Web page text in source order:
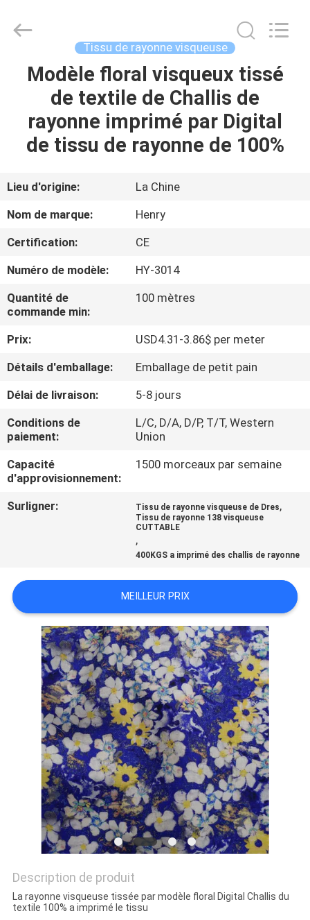
MAISON
PRODUITS
SUJET
DE
NOUS
VISITE
D'USINE
CONTRÔLE
DE
QUALITÉ
CONTACTEZ-
NOUS
NOUVELLES
CITATION
PLAN
PRIVACY
POLICY
Textile
Trading
Reserved.
Tissu de rayonne visqueuse
Modèle floral visqueux tissé
de textile de Challis de
rayonne imprimé par Digital
de tissu de rayonne de 100%
Lieu d'origine:
La Chine
Nom de marque:
Henry
Certification:
CE
Numéro de modèle:
HY-3014
Quantité de
commande min:
100 mètres
Prix:
USD4.31-3.86$ per meter
Détails d'emballage:
Emballage de petit pain
Délai de livraison:
5-8 jours
Conditions de
paiement:
L/C, D/A, D/P, T/T, Western
Union
Capacité
d'approvisionnement:
1500 morceaux par semaine
Surligner: Tissu de rayonne visqueuse de Dres,
Tissu de rayonne 138 visqueuse
CUTTABLE
,
400KGS a imprimé des challis de rayonne
MEILLEUR PRIX
Description de produit
La rayonne visqueuse tissée par modèle floral Digital Challis du
textile 100% a imprimé le tissu